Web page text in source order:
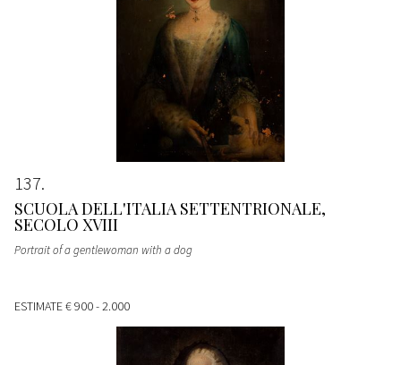
137
SCUOLA DELL'ITALIA SETTENTRIONALE,
SECOLO XVIII
Portrait of a gentlewoman with a dog
ESTIMATE€ 900 - 2.000